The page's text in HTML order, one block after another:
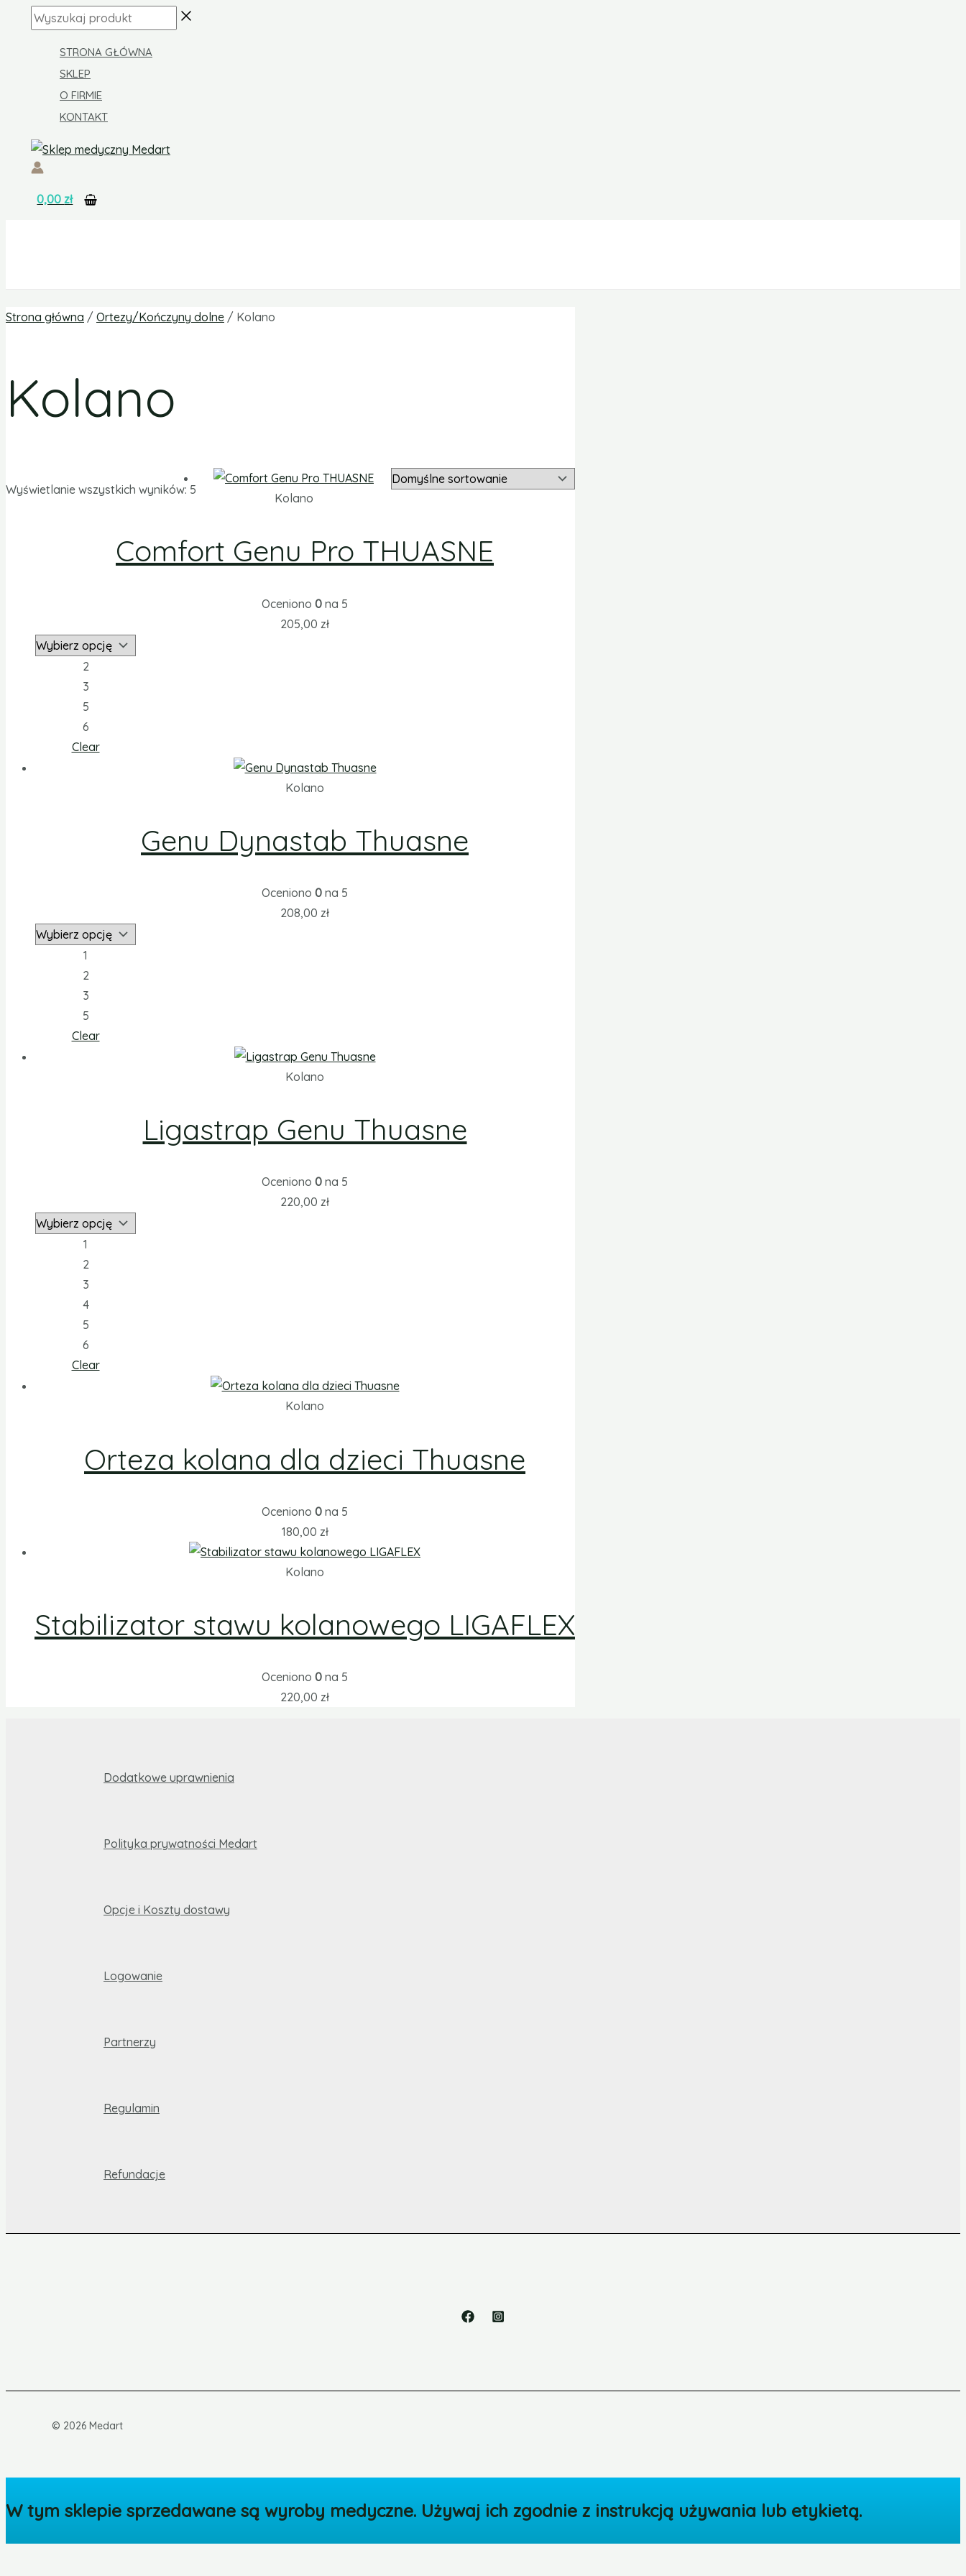
Wyszukaj
STRONA GŁÓWNA
SKLEP
O FIRMIE
KONTAKT
0,00zł
Strona główna / Ortezy/Kończyny dolne / Kolano
Kolano
Wyświetlanie wszystkich wyników: 5
Kolano
Comfort Genu Pro THUASNE
Oceniono 0 na 5
205,00 zł
2
3
5
6
Clear
Kolano
Genu Dynastab Thuasne
Oceniono 0 na 5
208,00 zł
1
2
3
5
Clear
Kolano
Ligastrap Genu Thuasne
Oceniono 0 na 5
220,00 zł
1
2
3
4
5
6
Clear
Kolano
Orteza kolana dla dzieci Thuasne
Oceniono 0 na 5
180,00 zł
Kolano
Stabilizator stawu kolanowego LIGAFLEX
Oceniono 0 na 5
220,00 zł
Dodatkowe uprawnienia
Polityka prywatności Medart
Opcje i Koszty dostawy
Logowanie
Partnerzy
Regulamin
Refundacje
© 2026 Medart
W tym sklepie sprzedawane są wyroby medyczne. Używaj ich zgodnie z instrukcją używania lub etykietą.